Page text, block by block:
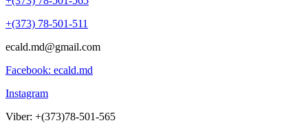
+(373) 78-501-511
ecald.md@gmail.com
Facebook: ecald.md
Instagram
Viber: +(373)78-501-565